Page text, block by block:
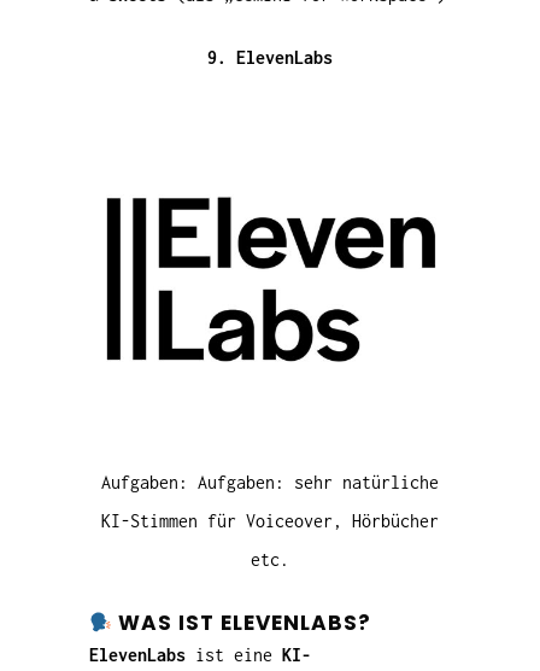
9. ElevenLabs
Aufgaben: Aufgaben: sehr natürliche
KI-Stimmen für Voiceover, Hörbücher
etc.
WAS IST ELEVENLABS?
ElevenLabs ist eine
KI-